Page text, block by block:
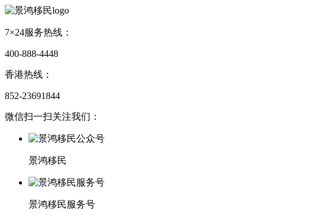
7×24服务热线：
400-888-4448
香港热线：
852-23691844
微信扫一扫关注我们：
景鸿移民
景鸿移民服务号